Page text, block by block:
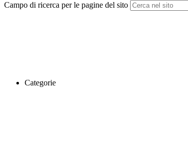
Campo di ricerca per le pagine del sito
Categorie